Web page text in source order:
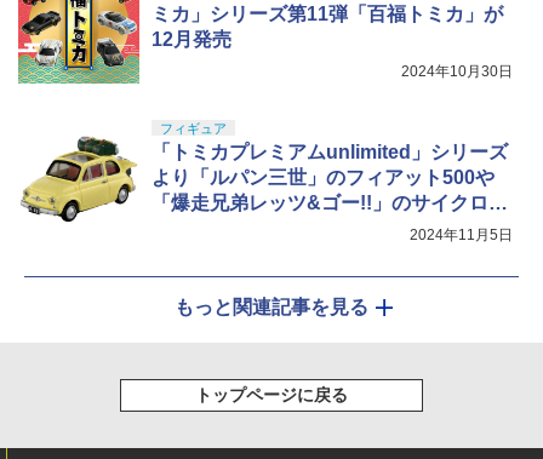
ミカ」シリーズ第11弾「百福トミカ」が
12月発売
2024年10月30日
フィギュア
「トミカプレミアムunlimited」シリーズ
より「ルパン三世」のフィアット500や
「爆走兄弟レッツ&ゴー!!」のサイクロン
2024年11月5日
もっと関連記事を見る
トップページに戻る